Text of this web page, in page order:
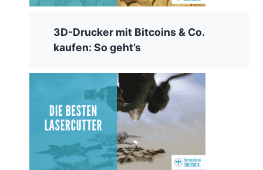
3D-Drucker mit Bitcoins & Co.
kaufen: So geht’s